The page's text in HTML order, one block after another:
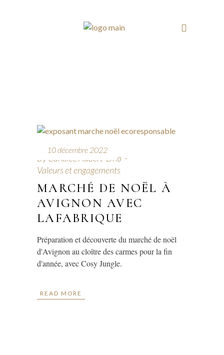
10 décembre 2022
By Candice Aubert-Dho
Valeurs et engagements
MARCHÉ DE NOËL À
AVIGNON AVEC
LAFABRIQUE
Préparation et découverte du marché de noël
d'Avignon au cloître des carmes pour la fin
d'année, avec Cosy Jungle.
READ MORE